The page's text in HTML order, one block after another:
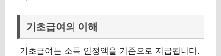
기초급여의 이해
기초급여는 소득 인정액을 기준으로 지급됩니다.